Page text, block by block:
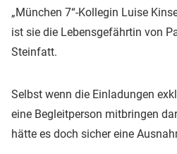
„München 7“-Kollegin Luise
ist sie die Lebensgefährtin von
Steinfatt.
Selbst wenn die Einladungen
eine Begleitperson mitbringen
hätte es doch sicher eine